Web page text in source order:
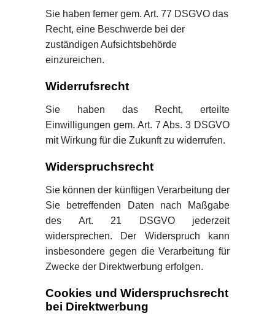
Sie haben ferner gem. Art. 77 DSGVO das
Recht, eine Beschwerde bei der
zuständigen Aufsichtsbehörde
einzureichen.
Widerrufsrecht
Sie haben das Recht, erteilte
Einwilligungen gem. Art. 7 Abs. 3 DSGVO
mit Wirkung für die Zukunft zu widerrufen.
Widerspruchsrecht
Sie können der künftigen Verarbeitung der
Sie betreffenden Daten nach Maßgabe
des Art. 21 DSGVO jederzeit
widersprechen. Der Widerspruch kann
insbesondere gegen die Verarbeitung für
Zwecke der Direktwerbung erfolgen.
Cookies und Widerspruchsrecht
bei Direktwerbung